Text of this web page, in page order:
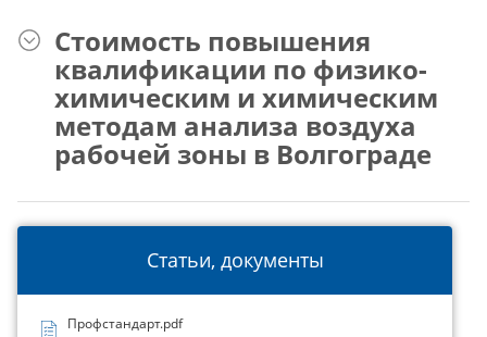
Статьи, документы
Профстандарт.pdf
Стоимость повышения
квалификации по физико-
химическим и химическим
методам анализа воздуха
рабочей зоны в Волгограде